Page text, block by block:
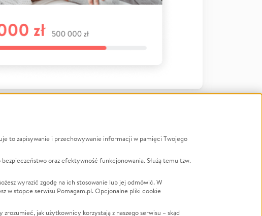
Zbieraj na
Leczenie
Zwierzęta
Pożar
LGBTQ+
Powódź
Wichura
to zapisywanie i przechowywanie informacji w pamięci Twojego
oraz efektywność funkcjonowania. Służą temu tzw.
wyrazić zgodę na ich stosowanie lub jej odmówić. W
w stopce serwisu Pomagam.pl. Opcjonalne pliki cookie
jak użytkownicy korzystają z naszego serwisu – skąd